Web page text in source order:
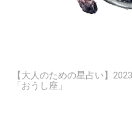
【大人のための星占い】
「おうし座」